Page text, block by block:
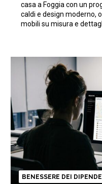
casa a Foggia con un
caldi e design moderno,
mobili su misura e
BENESSERE DEI